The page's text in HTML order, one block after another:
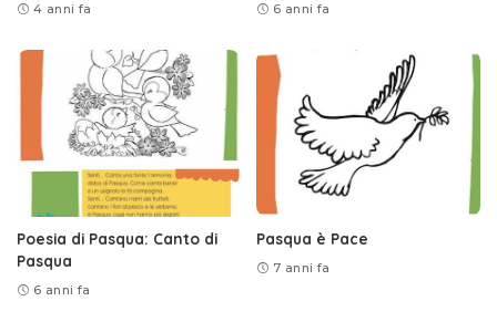
4 anni fa 6 anni fa
Poesia di Pasqua: Canto di
Pasqua
6 anni fa
Pasqua è Pace
7 anni fa